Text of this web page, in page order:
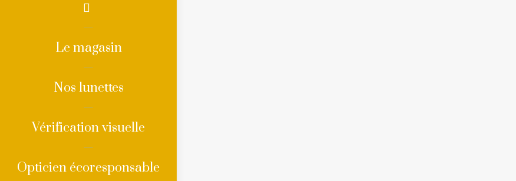
Le magasin
Nos lunettes
Vérification visuelle
Opticien écoresponsable